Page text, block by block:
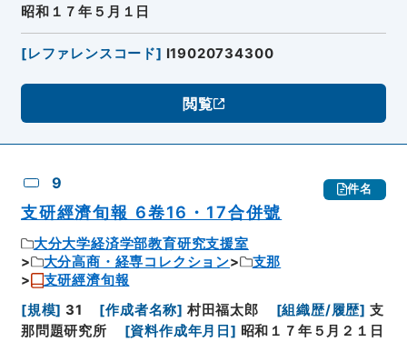
昭和１７年５月１日
[レファレンスコード] I19020734300
閲覧
9 件名
支研經濟旬報 6卷16・17合併號
大分大学経済学部教育研究支援室
大分高商・経専コレクション
支那
支研經濟旬報
[規模] 31 [作成者名称] 村田福太郎 [組織歴/履歴] 支
那問題研究所
[資料作成年月日 ] 昭和１７年５月２１日